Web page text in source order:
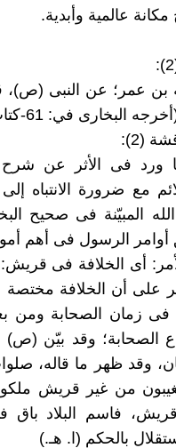
مكانة عالمية وأبدية.
بن عمر؛ عن النبى (ص)،
في: 61-كتاب المناقب: 2-باب مناقب قريش).
(2):
ورد فى الأثر عن شرح
مع ضرورة الانتباه
المبيّنة فى صحيح
الرسول فى أهم أمور
أى الخلافة فى
على أن الخلافة مختصة
فى زمان الصحابة
الصحابة؛ وقد بيّن (ص)
وقد ظهر ما قاله،
من غير قريش ملكوا
فاسم البلاد باق
بالحكم (ا. هـ.)